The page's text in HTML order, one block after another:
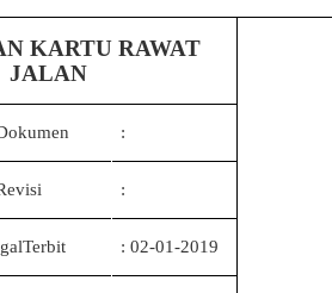
KARTU RAWAT
JALAN
:
:
: 02-01-2019